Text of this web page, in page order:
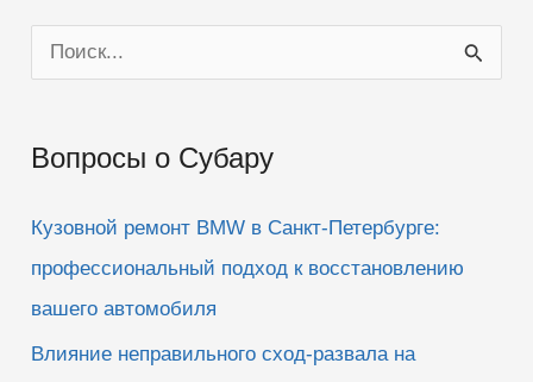
о
с
Вопросы о Субару
Кузовной ремонт BMW в Санкт-Петербурге:
профессиональный подход к восстановлению
вашего автомобиля
Влияние неправильного сход-развала на